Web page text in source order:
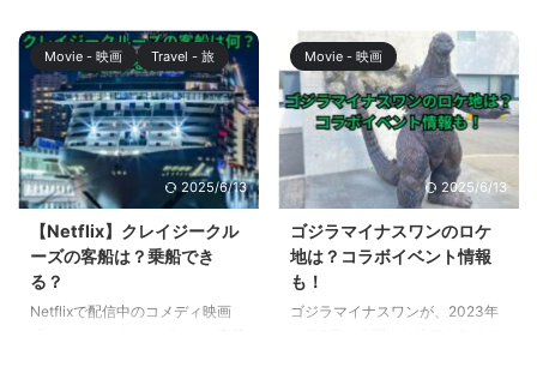
として初めてアカデミー賞の視覚
効果賞のショートリストに選出さ
れました。 ゴジラマイナスワン
は、2024年1月21日までの80日
間で、観客動員数354万人、興行
収入54.5億円を突破する話題作
（『ゴジラ-1.0／C』含む）にな
っていますが、視覚効果（VFX）
が評価され、アカデミー賞の視覚
効果賞のショートリストに選出さ
れました。 この記事では、アカ
デミー賞のショートリストとは何
か？また、2024年のアカデミー
公開されたパニック映画ですが、
樋口真嗣監督、草彅剛さん主演で
Netflixの新作映画として生まれ変
わることが発表されました。 新
作はリブート作品ということで、
全く新しい作品となりますが、パ
ニック映画の金字塔として海外で
も高評価の新幹線大爆破 (The
109）は是非見ておきたいです
ね。 この記事では、新幹線大爆
破 (The Bullet Train ...
Movie - 映画 Travel - 旅
2025/6/13
【Netflix】クレイジークル
ーズの客船は？乗船でき
る？
Netflixで配信中のコメディ映画
Movie - 映画
2025/6/13
ゴジラマイナスワンのロケ
地は？コラボイベント情報
も！
ゴジラマイナスワンが、2023年